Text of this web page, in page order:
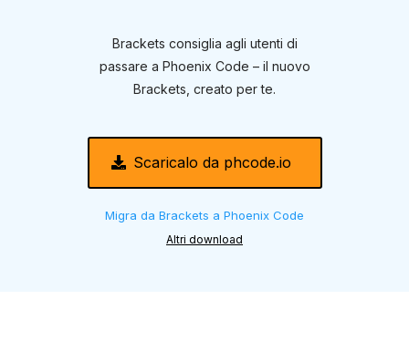
Brackets consiglia agli utenti di
passare a Phoenix Code – il nuovo
Brackets , creato per te.
Scaricalo da phcode.io
Migra da Brackets a Phoenix Code
Altri download